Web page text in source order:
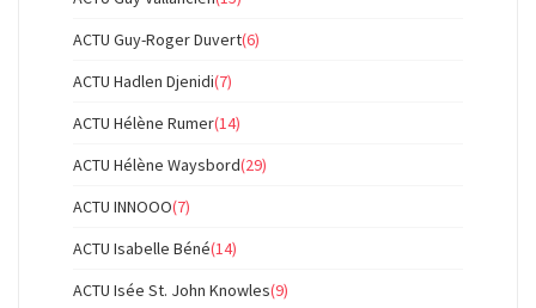
ACTU Guy-Roger Duvert(6)
ACTU Hadlen Djenidi(7)
ACTU Hélène Rumer(14)
ACTU Hélène Waysbord(29)
ACTU INNOOO(7)
ACTU Isabelle Béné(14)
ACTU Isée St. John Knowles(9)